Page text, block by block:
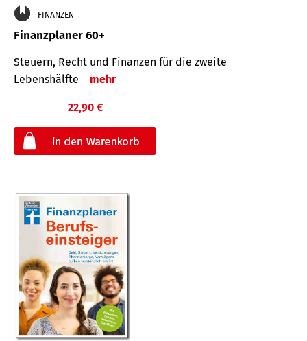
FINANZEN
Finanzplaner 60+
Steuern, Recht und Finanzen für die zweite
Lebenshälfte
mehr
22,90 €